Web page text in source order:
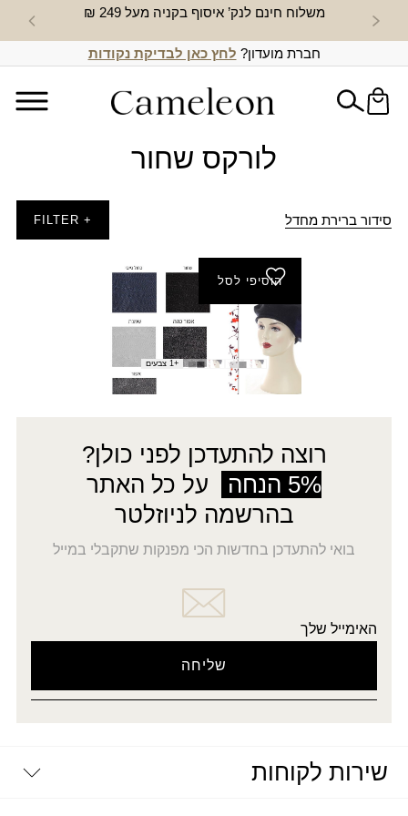
משלוח חינם לנק’ איסוף בקניה מעל 249 ₪ חדש
חברת מועדון? לחץ כאן לבדיקת נקודות
לורקס שחור
סידור ברירת מחדל + FILTER
הוסיפי לסל
ברט לורקס
₪40.00
+1 צבעים
רוצה להתעדכן לפני כולן?
5% הנחה
על כל האתר
בהרשמה לניוזלטר
בואי להתעדכן בחדשות הכי מפנקות שתקבלי במייל
האימייל שלך
שירות לקוחות